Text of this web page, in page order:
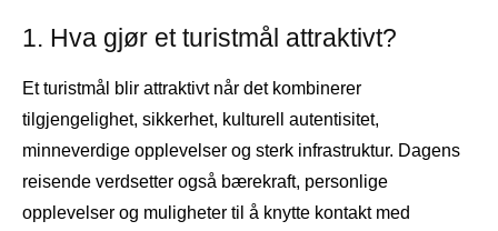
1. Hva gjør et turistmål attraktivt?
Et turistmål blir attraktivt når det kombinerer
tilgjengelighet, sikkerhet, kulturell autentisitet,
minneverdige opplevelser og sterk infrastruktur. Dagens
reisende verdsetter også bærekraft, personlige
opplevelser og muligheter til å knytte kontakt med